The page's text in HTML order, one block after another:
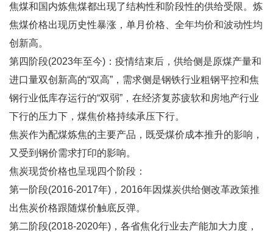
焦煤和国内炼焦煤都出现了结构性和阶段性的供给受限。炼
焦煤价格出现历史性暴涨，单月价格、全年均价和波动性均
创新高。
第四阶段(2023年至今)：疫情结束后，供给侧是原煤产量和
进口量双创新高的“双高”，需求侧是钢铁行业粗钢平控和焦
钢行业低库存运行的“双弱”，在经济复苏疲软和房地产行业
下行的压力下，煤焦价格持续承压下行。
焦炭作为配煤炼焦的主要产品，既受煤价成本推升的影响，
又受到钢价需求打印的影响。
焦炭现货价格也呈现四个阶段：
第一阶段(2016-2017年)，2016年因煤炭供给侧改革政策推
出焦炭价格跟随煤价触底反弹。
第二阶段(2018-2020年)，各省焦化行业去产能加大力度，